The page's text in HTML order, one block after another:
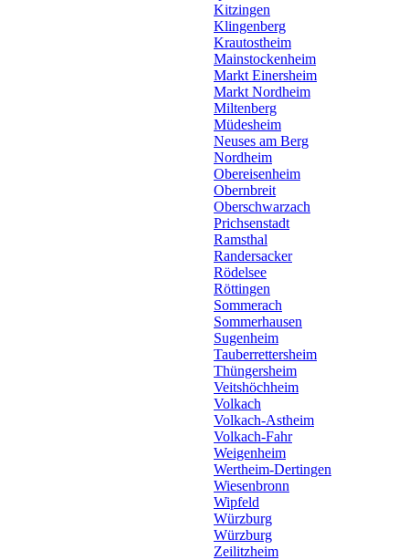
Kitzingen
Klingenberg
Krautostheim
Mainstockenheim
Markt Einersheim
Markt Nordheim
Miltenberg
Müdesheim
Neuses am Berg
Nordheim
Obereisenheim
Obernbreit
Oberschwarzach
Prichsenstadt
Ramsthal
Randersacker
Rödelsee
Röttingen
Sommerach
Sommerhausen
Sugenheim
Tauberrettersheim
Thüngersheim
Veitshöchheim
Volkach
Volkach-Astheim
Volkach-Fahr
Weigenheim
Wertheim-Dertingen
Wiesenbronn
Wipfeld
Würzburg
Würzburg
Zeilitzheim